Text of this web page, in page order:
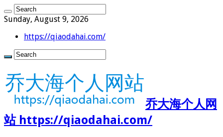
Sunday, August 9, 2026
https://qiaodahai.com/
乔大海个人网
站 https://qiaodahai.com/